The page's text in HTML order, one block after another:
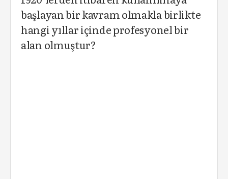
başlayan bir kavram olmakla birlikte
hangi yıllar içinde profesyonel bir
alan olmuştur?